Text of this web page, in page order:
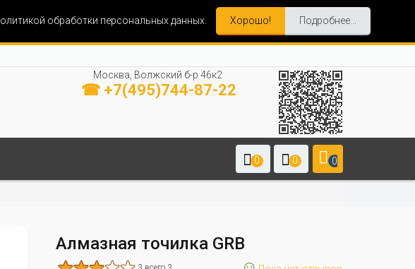
обработки персональных данных. Хорошо! Подробнее...
Москва, Волжский б-р 46к2
☎ +7(495)744-87-22
0 0 0
Алмазная точилка GRB